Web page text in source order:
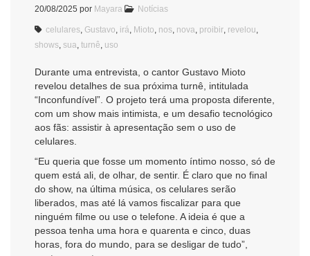
20/08/2025 por Mayara Notícias
celulares Gustavo irá Mioto nos nova proibir revelou
shows sua turnê uso
Durante uma entrevista, o cantor Gustavo Mioto
revelou detalhes de sua próxima turnê, intitulada
“Inconfundível”. O projeto terá uma proposta diferente,
com um show mais intimista, e um desafio tecnológico
aos fãs: assistir à apresentação sem o uso de
celulares.
“Eu queria que fosse um momento íntimo nosso, só de
quem está ali, de olhar, de sentir. É claro que no final
do show, na última música, os celulares serão
liberados, mas até lá vamos fiscalizar para que
ninguém filme ou use o telefone. A ideia é que a
pessoa tenha uma hora e quarenta e cinco, duas
horas, fora do mundo, para se desligar de tudo”,